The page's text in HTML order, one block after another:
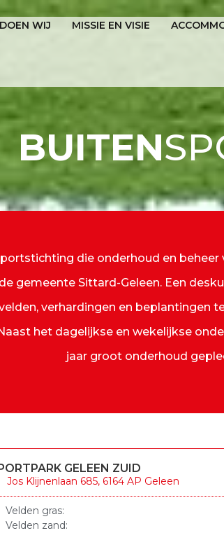
WIJ MISSIE EN VISIE
BUITEN
die onderhoud en
gemeente Sittard-Geleen. Een
verhardingen en beplantingen
het dagelijkse en wekelijkse
jaar groot onderhoud
GELEEN ZUID
Jos Klijnenlaan 685, 6164 AP Geleen
Velden gras:
Velden zand: